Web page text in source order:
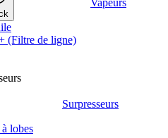
Vapeurs
(Filtre de ligne)
Surpresseurs
lobes